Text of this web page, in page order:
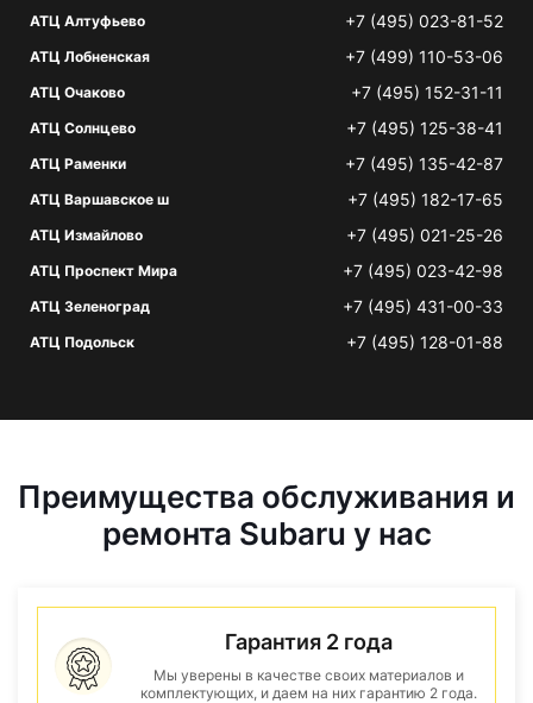
АТЦ Алтуфьево +7 (495) 023-81-52
АТЦ Лобненская +7 (499) 110-53-06
АТЦ Очаково +7 (495) 152-31-11
АТЦ Солнцево +7 (495) 125-38-41
АТЦ Раменки +7 (495) 135-42-87
АТЦ Варшавское ш +7 (495) 182-17-65
АТЦ Измайлово +7 (495) 021-25-26
АТЦ Проспект Мира +7 (495) 023-42-98
АТЦ Зеленоград +7 (495) 431-00-33
АТЦ Подольск +7 (495) 128-01-88
Преимущества обслуживания и
ремонта Subaru у нас
Гарантия 2 года
Мы уверены в качестве своих материалов и
комплектующих, и даем на них гарантию 2 года.